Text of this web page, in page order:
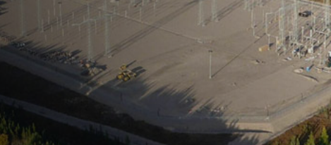
DONNÉES
INDUSTRIEL
SCIENCES + TECHNOLOGIES
SANTÉ
Conception d’éclairage
Planification des transports
Ingénierie + modélisation de la circulation